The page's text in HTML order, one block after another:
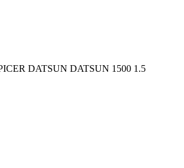
DATSUN DATSUN 1500 1.5